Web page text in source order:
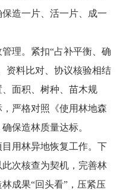
造一片、活一片、成一
理。紧扣“占补平衡、确
资料比对、协议核验相结
面积、树种、苗木规
严格对照《使用林地森
保造林质量达标。
用林异地恢复工作。下
次核查为契机，完善林
成果“回头看”，压紧压